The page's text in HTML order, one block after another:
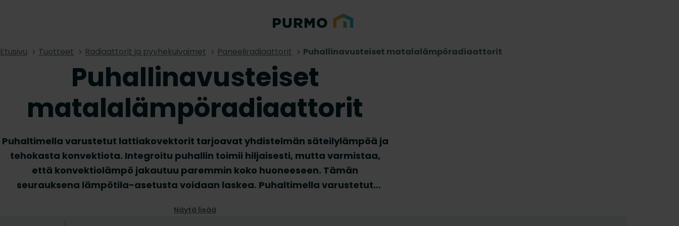
Etusivu Tuotteet Radiaattorit ja pyyhekuivaimet Paneeliradiaattorit Puhallinavusteiset matalalämpöradiaattorit
Puhallinavusteiset
matalalämpöradiaattorit
Puhaltimella varustetut lattiakovektorit tarjoavat yhdistelmän säteilylämpöä ja
tehokasta konvektiota. Integroitu puhallin toimii hiljaisesti, mutta varmistaa,
että konvektiolämpö jakautuu paremmin koko huoneeseen. Tämän
seurauksena lämpötila-asetusta voidaan laskea. Puhaltimella varustetut
lämmitysjärjestelmiin. Lisäksi ne soveltuvat ihanteellisesti koteihin, joissa
Näytä lisää